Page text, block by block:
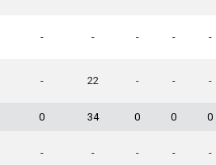
- - - - -
- 22 - - -
0 34 0 0 0
- - - - -